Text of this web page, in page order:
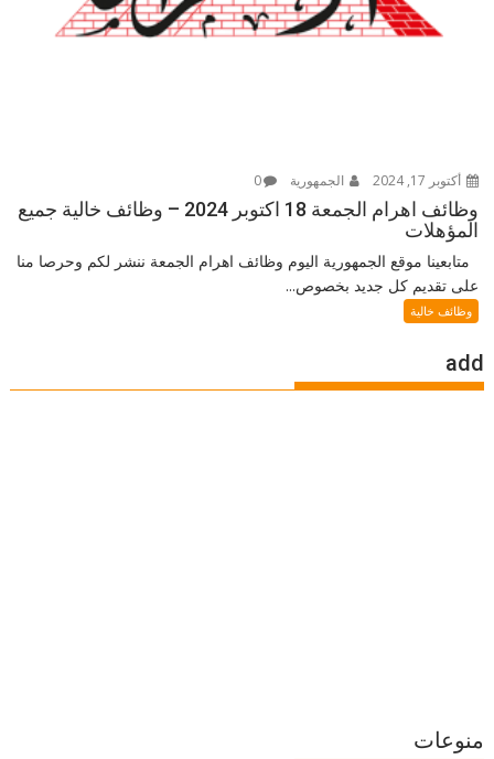
أكتوبر 17, 2024 الجمهورية 0
وظائف اهرام الجمعة 18 اكتوبر 2024 – وظائف خالية جميع
المؤهلات
متابعينا موقع الجمهورية اليوم وظائف اهرام الجمعة ننشر لكم وحرصا منا
على تقديم كل جديد بخصوص...
وظائف خالية
add
منوعات